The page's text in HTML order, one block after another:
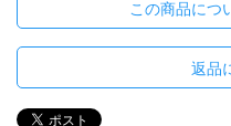
この商品につ
返品